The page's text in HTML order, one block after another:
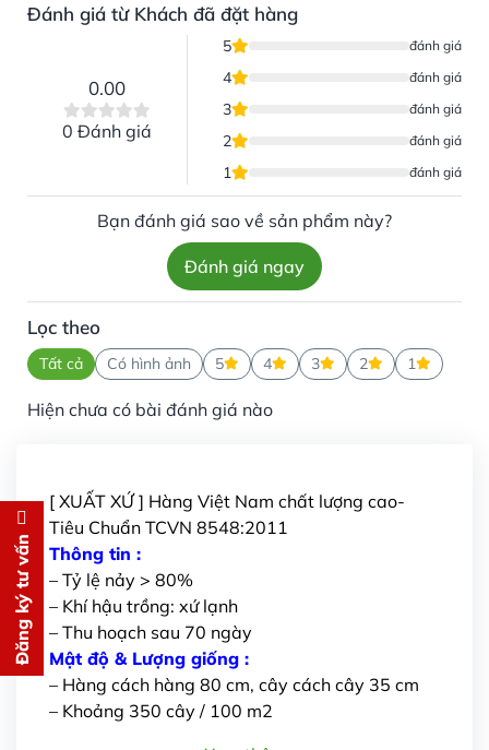
Đánh giá từ Khách đã đặt hàng
0.00
0 Đánh giá
5 đánh giá
4 đánh giá
3 đánh giá
2 đánh giá
1 đánh giá
Bạn đánh giá sao về sản phẩm này?
Đánh giá ngay
Lọc theo
Tất cả Có hình ảnh 5 4 3 2 1
Hiện chưa có bài đánh giá nào
[ XUẤT XỨ ] Hàng Việt Nam chất lượng cao-
Tiêu Chuẩn TCVN 8548:2011
Thông tin :
– Tỷ lệ nảy > 80%
– Khí hậu trồng: xứ lạnh
– Thu hoạch sau 70 ngày
Mật độ & Lượng giống :
– Hàng cách hàng 80 cm, cây cách cây 35 cm
– Khoảng 350 cây / 100 m2
Đăng ký tư vấn Đăng ký tư vấn
Chúng tôi sẽ gọi lại tư vấn
PHÍ
cho bạn ngay lập tức